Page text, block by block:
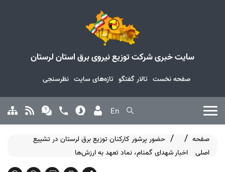
صفحه نخست تالار گفتگو تازه‌های سایت نظرسنجی
سایت خبری شرکت توزیع نیروی برق استان لرستان
En
صفحه
اصلی
اخبار
حضور پرشور کارکنان توزیع برق لرستان در تشییع
شهدای گمنام، نماد تعهد به ارزش‌ها